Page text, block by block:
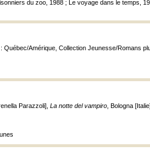
du zoo, 1988 ; Le voyage dans le temps,
: Québec/Amérique, Collection Jeunesse/Romans
Parazzoli], La notte del vampiro , Bologna